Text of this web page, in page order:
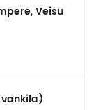
Veisu